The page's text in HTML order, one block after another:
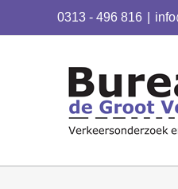
0313 - 496 816